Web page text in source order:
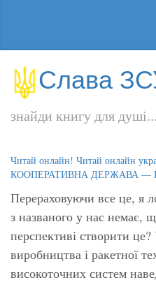
Слава
знайди книгу для душі...
Читай онлайн! Читай онлайн
КООПЕРАТИВНА ДЕРЖАВА —
Перераховуючи все це, я
з названого у нас немає,
перспективі створити
виробництва і ракетної
високоточних систем